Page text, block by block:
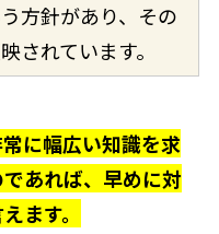
方針があり、その
されています。
に幅広い知識を求
あれば、早めに対
ます。